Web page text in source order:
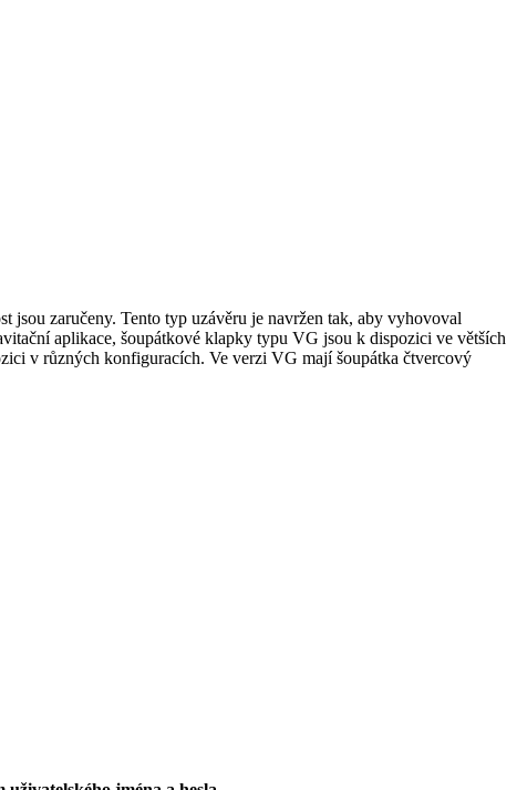
zaručeny. Tento typ uzávěru je navržen tak, aby vyhovoval
aplikace, šoupátkové klapky typu VG jsou k dispozici ve větších
v různých konfiguracích. Ve verzi VG mají šoupátka čtvercový